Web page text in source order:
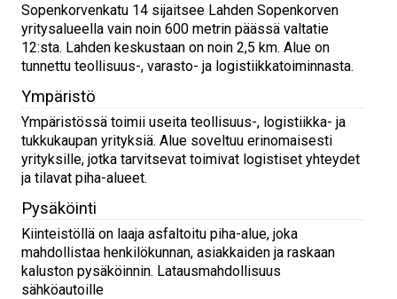
Sopenkorvenkatu 14 sijaitsee Lahden Sopenkorven
yritysalueella vain noin 600 metrin päässä valtatie
12:sta. Lahden keskustaan on noin 2,5 km. Alue on
tunnettu teollisuus-, varasto- ja logistiikkatoiminnasta.
Ympäristö
Ympäristössä toimii useita teollisuus-, logistiikka- ja
tukkukaupan yrityksiä. Alue soveltuu erinomaisesti
yrityksille, jotka tarvitsevat toimivat logistiset yhteydet
ja tilavat piha-alueet.
Pysäköinti
Kiinteistöllä on laaja asfaltoitu piha-alue, joka
mahdollistaa henkilökunnan, asiakkaiden ja raskaan
kaluston pysäköinnin. Latausmahdollisuus
sähköautoille